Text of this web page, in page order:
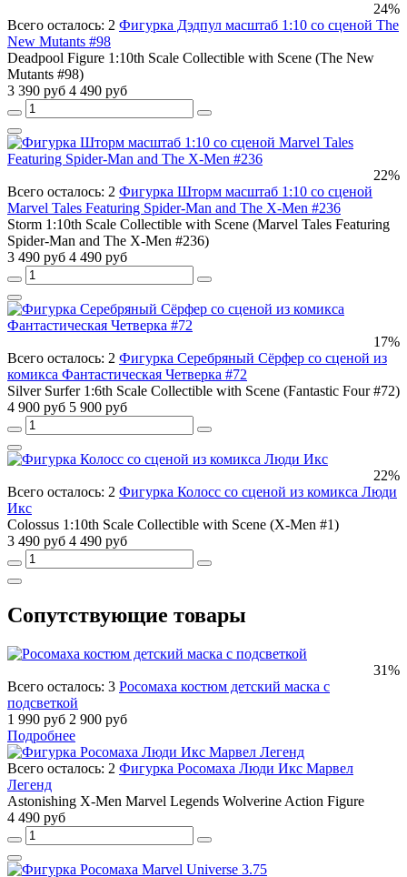
24%
Всего осталось: 2 Фигурка Дэдпул масштаб 1:10 со сценой The
New Mutants #98
Deadpool Figure 1:10th Scale Collectible with Scene (The New
Mutants #98)
3 390 руб 4 490 руб
22%
Всего осталось: 2 Фигурка Шторм масштаб 1:10 со сценой
Marvel Tales Featuring Spider-Man and The X-Men #236
Storm 1:10th Scale Collectible with Scene (Marvel Tales Featuring
Spider-Man and The X-Men #236)
3 490 руб 4 490 руб
17%
Всего осталось: 2 Фигурка Серебряный Сёрфер со сценой из
комикса Фантастическая Четверка #72
Silver Surfer 1:6th Scale Collectible with Scene (Fantastic Four #72)
4 900 руб 5 900 руб
22%
Всего осталось: 2 Фигурка Колосс со сценой из комикса Люди
Икс
Colossus 1:10th Scale Collectible with Scene (X-Men #1)
3 490 руб 4 490 руб
Сопутствующие товары
31%
Всего осталось: 3 Росомаха костюм детский маска с
подсветкой
1 990 руб 2 900 руб
Подробнее
Всего осталось: 2 Фигурка Росомаха Люди Икс Марвел
Легенд
Astonishing X-Men Marvel Legends Wolverine Action Figure
4 490 руб